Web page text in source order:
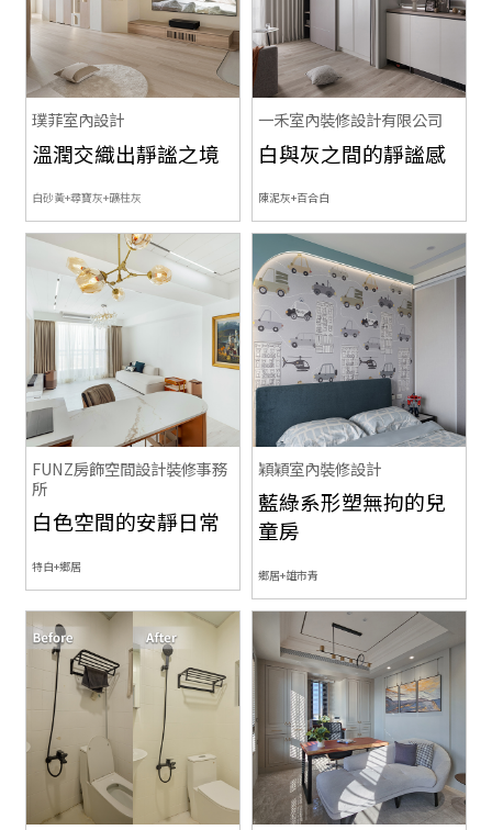
璞菲室內設計
溫潤交織出靜謐之境
白砂黃+尋寶灰+礦柱灰
一禾室內裝修設計有限公司
白與灰之間的靜謐感
陳泥灰+百合白
FUNZ房飾空間設計裝修事務
所
白色空間的安靜日常
特白+鄉居
穎穎室內裝修設計
藍綠系形塑無拘的兒
童房
鄉居+雄市青